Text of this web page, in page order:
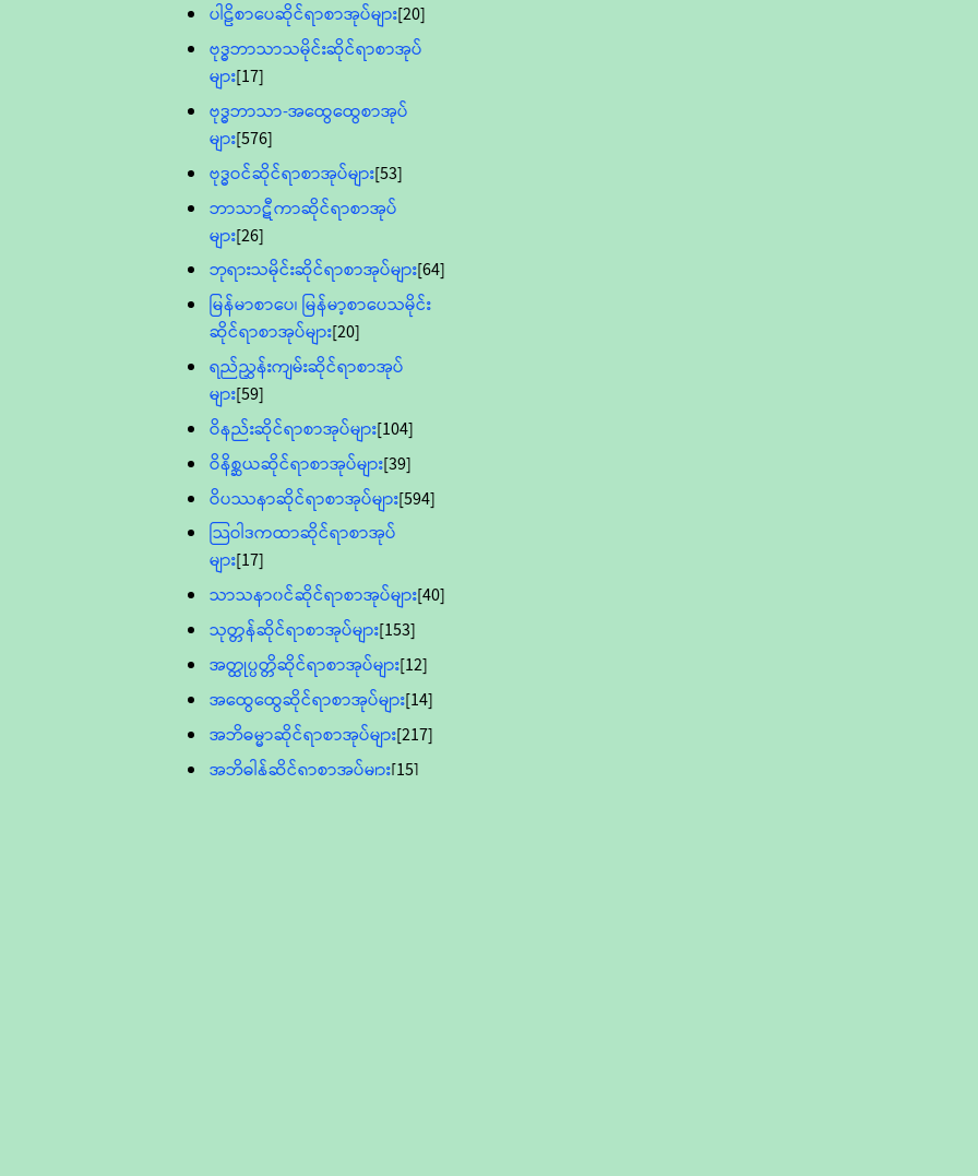
ပါဠိစာပေဆိုင်ရာစာအုပ်များ[20]
ဗုဒ္ဓဘာသာသမိုင်းဆိုင်ရာစာအုပ်
များ[17]
ဗုဒ္ဓဘာသာ-အထွေထွေစာအုပ်
များ[576]
ဗုဒ္ဓဝင်ဆိုင်ရာစာအုပ်များ[53]
ဘာသာဋီကာဆိုင်ရာစာအုပ်
များ[26]
ဘုရားသမိုင်းဆိုင်ရာစာအုပ်များ[64]
မြန်မာစာပေ၊ မြန်မာ့စာပေသမိုင်း
ဆိုင်ရာစာအုပ်များ[20]
ရည်ညွှန်းကျမ်းဆိုင်ရာစာအုပ်
များ[59]
ဝိနည်းဆိုင်ရာစာအုပ်များ[104]
ဝိနိစ္ဆယဆိုင်ရာစာအုပ်များ[39]
ဝိပဿနာဆိုင်ရာစာအုပ်များ[594]
သြဝါဒကထာဆိုင်ရာစာအုပ်
များ[17]
သာသနာ၀င်ဆိုင်ရာစာအုပ်များ[40]
သုတ္တန်ဆိုင်ရာစာအုပ်များ[153]
အတ္ထုပ္ပတ္တိဆိုင်ရာစာအုပ်များ[12]
အထွေထွေဆိုင်ရာစာအုပ်များ[14]
အဘိဓမ္မာဆိုင်ရာစာအုပ်များ[217]
အဘိဓါန်ဆိုင်ရာစာအုပ်များ[15]